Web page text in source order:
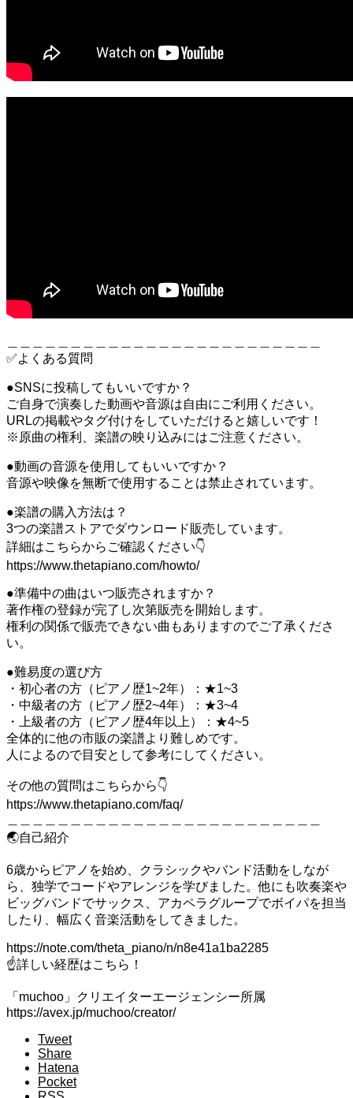
✅よくある質問
●SNSに投稿してもいいですか？
ご自身で演奏した動画や音源は自由にご利用ください。
URLの掲載やタグ付けをしていただけると嬉しいです！
※原曲の権利、楽譜の映り込みにはご注意ください。
●動画の音源を使用してもいいですか？
音源や映像を無断で使用することは禁止されています。
●楽譜の購入方法は？
3つの楽譜ストアでダウンロード販売しています。
詳細はこちらからご確認ください👇
https://www.thetapiano.com/howto/
●準備中の曲はいつ販売されますか？
著作権の登録が完了し次第販売を開始します。
権利の関係で販売できない曲もありますのでご了承くださ
い。
●難易度の選び方
・初心者の方（ピアノ歴1~2年）：★1~3
・中級者の方（ピアノ歴2~4年）：★3~4
・上級者の方（ピアノ歴4年以上）：★4~5
全体的に他の市販の楽譜より難しめです。
人によるので目安として参考にしてください。
その他の質問はこちらから👇
https://www.thetapiano.com/faq/
🌏自己紹介
6歳からピアノを始め、クラシックやバンド活動をしなが
ら、独学でコードやアレンジを学びました。他にも吹奏楽や
ビッグバンドでサックス、アカペラグループでボイパを担当
したり、幅広く音楽活動をしてきました。
https://note.com/theta_piano/n/n8e41a1ba2285
☝️詳しい経歴はこちら！
「muchoo」クリエイターエージェンシー所属
https://avex.jp/muchoo/creator/
Tweet
Share
Hatena
Pocket